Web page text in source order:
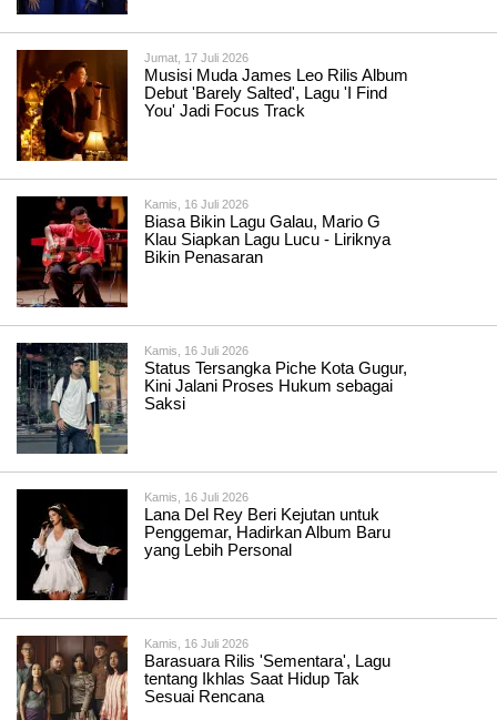
Jumat, 17 Juli 2026
Musisi Muda James Leo Rilis Album
Debut 'Barely Salted', Lagu 'I Find
You' Jadi Focus Track
Kamis, 16 Juli 2026
Biasa Bikin Lagu Galau, Mario G
Klau Siapkan Lagu Lucu - Liriknya
Bikin Penasaran
Kamis, 16 Juli 2026
Status Tersangka Piche Kota Gugur,
Kini Jalani Proses Hukum sebagai
Saksi
Kamis, 16 Juli 2026
Lana Del Rey Beri Kejutan untuk
Penggemar, Hadirkan Album Baru
yang Lebih Personal
Kamis, 16 Juli 2026
Barasuara Rilis 'Sementara', Lagu
tentang Ikhlas Saat Hidup Tak
Sesuai Rencana